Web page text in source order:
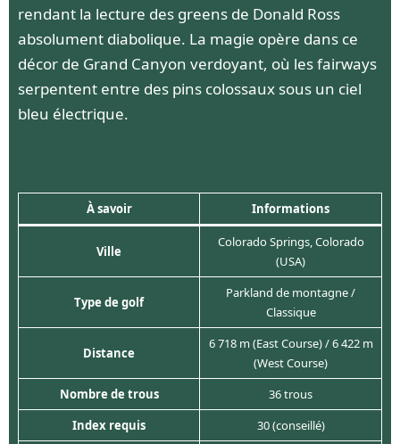
rendant la lecture des greens de Donald Ross
absolument diabolique. La magie opère dans ce
décor de Grand Canyon verdoyant, où les fairways
serpentent entre des pins colossaux sous un ciel
bleu électrique.
À savoir Informations
Ville
Colorado Springs, Colorado
(USA)
Type de golf
Parkland de montagne /
Classique
Distance
6 718 m (East Course) / 6 422 m
(West Course)
Nombre de trous
36 trous
Index requis
30 (conseillé)